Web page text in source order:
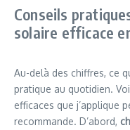
Conseils
solaire efficace
Au-delà des chiffres, ce
pratique au quotidien.
efficaces que j’applique
recommande. D’abord,